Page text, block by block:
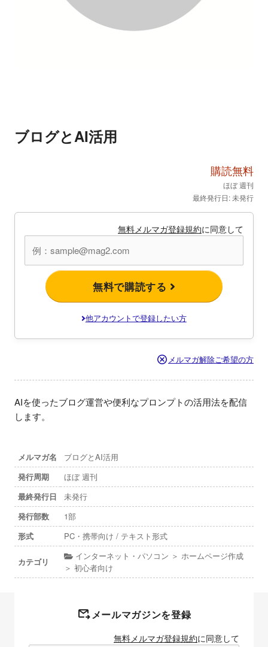
ブログとAI活用
購読無料
ほぼ 週刊
最終発行日: 未発行
無料メルマガ登録規約に同意して
無料で購読する
他アカウントで登録したい方
メルマガ解除ご希望の方
AIを使ったブログ運営や便利なプロンプトの活用法を配信
します。
メルマガ名
ブログとAI活用
発行周期
ほぼ 週刊
最終発行日
未発行
発行部数
1部
形式
PC・携帯向け / テキスト形式
カテゴリ
インターネット・パソコン ＞ ホームページ作成
＞ 初心者向け
メールマガジンを登録
無料メルマガ登録規約に同意して